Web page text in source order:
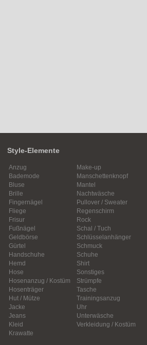
Style-Elemente
Anzug
Bademode
Bluse
Brille
Fingernägel
Fliege
Frisur
Fußnägel
Geldbörse
Gürtel
Handschuhe
Hemd
Hose
Hosenanzug / Kostüm
Hosenträger
Hut / Mütze
Jacke
Jeans
Kleid
Krawatte
Make-up
Manschettenknopf
Mantel
Nachtwäsche
Pullover / Sweater
Regenschirm
Rock
Schal / Tuch
Schlüsselanhänger
Schmuck
Schuhe
Shirt
Sonstiges
Strümpfe
Tasche
Trainingsanzug
Uhr
Unterwäsche
Verkleidung / Kostüm